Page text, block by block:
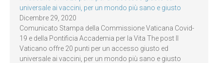
universale ai vaccini, per un mondo più sano e giusto
Dicembre 29, 2020
Comunicato Stampa della Commissione Vaticana Covid-
19 e della Pontificia Accademia per la Vita The post Il
Vaticano offre 20 punti per un accesso giusto ed
universale ai vaccini, per un mondo più sano e giusto